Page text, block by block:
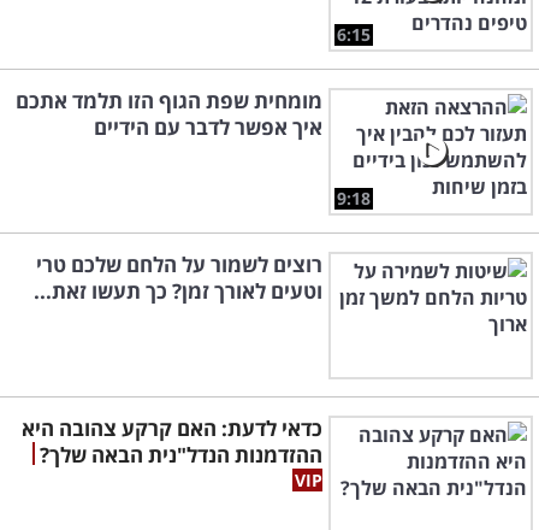
6:15
9:18
מומחית שפת הגוף הזו תלמד אתכם
איך אפשר לדבר עם הידיים
רוצים לשמור על הלחם שלכם טרי
וטעים לאורך זמן? כך תעשו זאת...
כדאי לדעת: האם קרקע צהובה היא
ההזדמנות הנדל"נית הבאה שלך?